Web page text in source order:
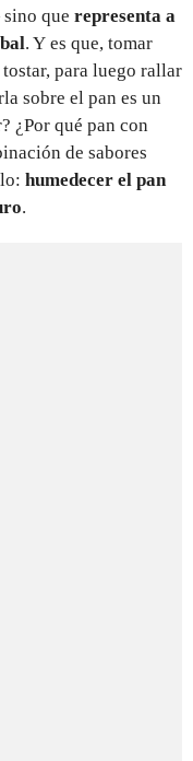
que representa a
. Y es que, tomar
para luego rallar
sobre el pan es un
¿Por qué pan con
de sabores
humedecer el pan
.